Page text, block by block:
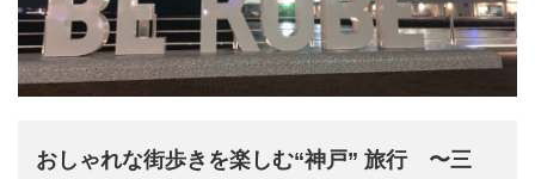
おしゃれな街歩きを楽しむ“神戸” 旅行 〜三